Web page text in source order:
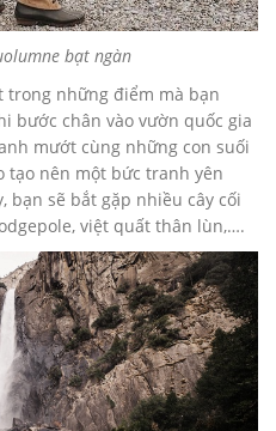
bạt ngàn
trong những điểm mà bạn
bước chân vào vườn quốc gia
mướt cùng những con suối
tạo nên một bức tranh yên
bạn sẽ bắt gặp nhiều cây cối
việt quất thân lùn,….